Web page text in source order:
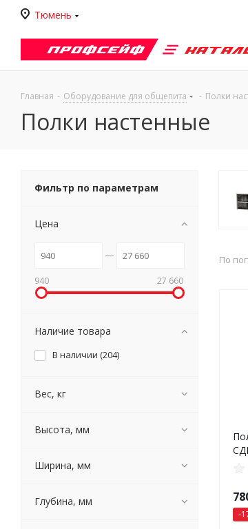
Тюмень
Главная - Оборудование для общепита - Полки
Полки настенные
По
-
Фильтр по параметрам
Цена
940 27 660
Наличие товара
В наличии (204)
Вес, кг
Высота, мм
Ширина, мм
Глубина, мм